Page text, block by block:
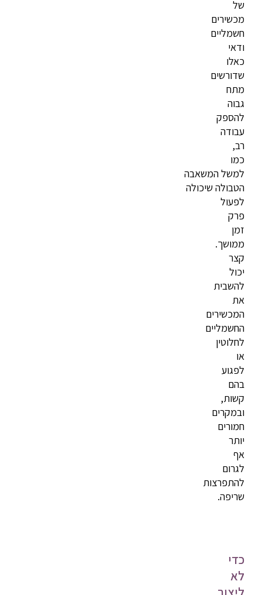
של
מכשירים
חשמליים
ודאי
כאלו
שדורשים
מתח
גבוה
להספק
עבודה
רב,
כמו
למשלהמשאבה
הטבולהשיכולה
לפעול
פרק
זמן
ממושך.
קצר
יכול
להשבית
את
המכשירים
החשמליים
לחלוטין
או
לפגוע
בהם
קשות,
ובמקרים
חמורים
יותר
אף
לגרום
להתפרצות
שריפה.
כדי
לא